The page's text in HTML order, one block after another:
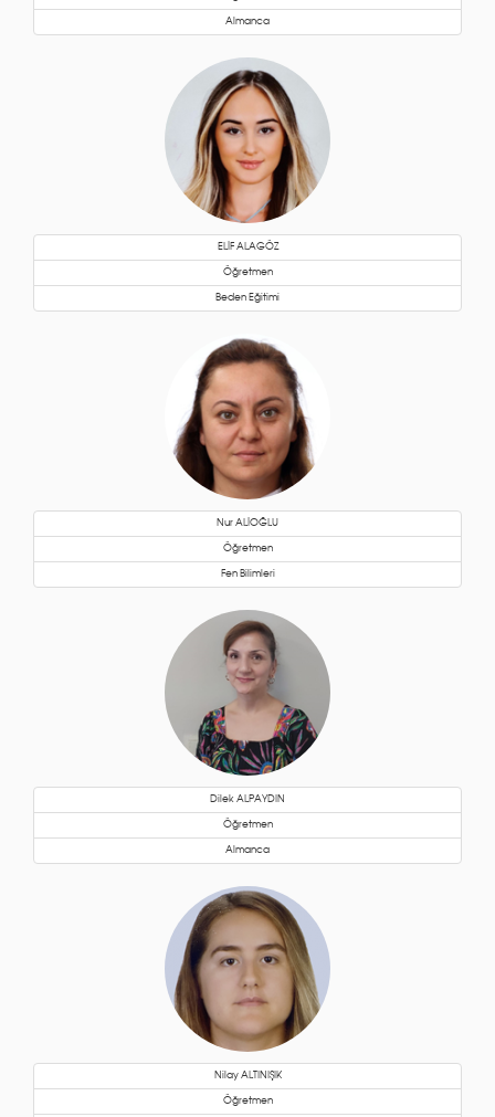
Almanca
ELİF ALAGÖZ
Öğretmen
Beden Eğitimi
Nur ALİOĞLU
Öğretmen
Fen Bilimleri
Dilek ALPAYDIN
Öğretmen
Almanca
Nilay ALTINIŞIK
Öğretmen